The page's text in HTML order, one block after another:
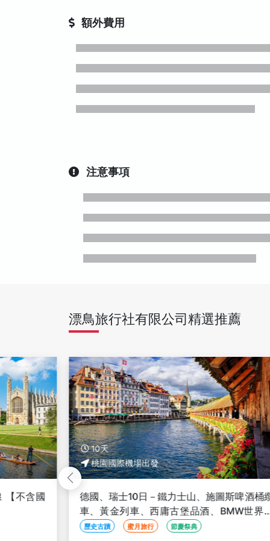
額外費用
注意事項
漂鳥旅行社有限公司精選推薦
【不含國
10天
桃園國際機場出發
德國、瑞士10日－鐵力士山、施圖斯啤酒桶
車、黃金列車、西庸古堡品酒、BMW世界
萊茵河遊船、一晚準五星【華航直飛】
歷史古蹟 蜜月旅行 節慶祭典